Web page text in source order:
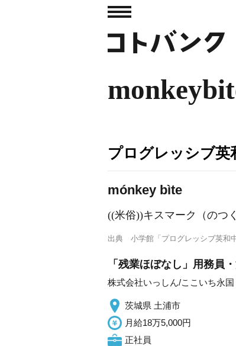
プログレッシブ英
mónkey bìte
((米俗))キスマーク（のつ
出典 小学館「プログレッシブ英和
「残業ほぼなし」用務員
株式会社いっしん/ここいち永国
茨城県 土浦市
月給18万5,000円
正社員